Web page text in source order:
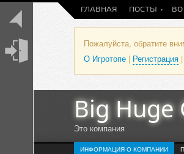
ГЛАВНАЯ ПОСТЫ ВО
Пожалуйста, обратите
О Игротопе | Регистрация |
Big Huge
Это компания
ИНФОРМАЦИЯ О КОМПАНИИ